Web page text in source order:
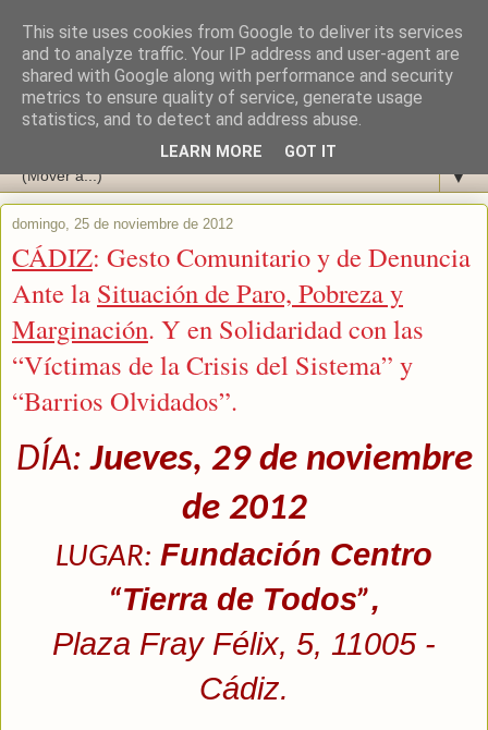
▼
domingo, 25 de noviembre de 2012
CÁDIZ: Gesto Comunitario y de Denuncia
Ante la Situación de Paro, Pobreza y
Marginación. Y en Solidaridad con las
“Víctimas de la Crisis del Sistema” y
“Barrios Olvidados”.
DÍA:Jueves, 29 de noviembre
de 2012
LUGAR: Fundación Centro
“Tierra de Todos”,
Plaza Fray Félix, 5, 11005 -
Cádiz.
This site uses cookies from Google to deliver its services
and to analyze traffic. Your IP address and user-agent are
shared with Google along with performance and security
metrics to ensure quality of service, generate usage
statistics, and to detect and address abuse.
LEARN MORE GOT IT